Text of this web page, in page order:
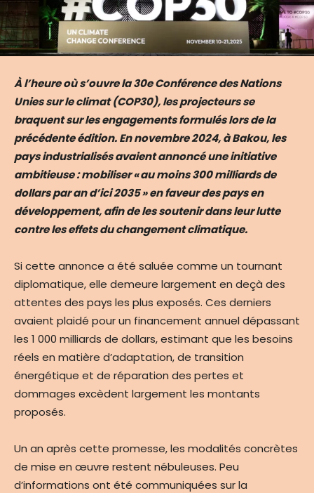
À l’heure où s’ouvre la 30e Conférence des Nations
Unies sur le climat (COP30), les projecteurs se
braquent sur les engagements formulés lors de la
précédente édition. En novembre 2024, à Bakou, les
pays industrialisés avaient annoncé une initiative
ambitieuse : mobiliser « au moins 300 milliards de
dollars par an d’ici 2035 » en faveur des pays en
développement, afin de les soutenir dans leur lutte
contre les effets du changement climatique.
Si cette annonce a été saluée comme un tournant
diplomatique, elle demeure largement en deçà des
attentes des pays les plus exposés. Ces derniers
avaient plaidé pour un financement annuel dépassant
les 1 000 milliards de dollars, estimant que les besoins
réels en matière d’adaptation, de transition
énergétique et de réparation des pertes et
dommages excèdent largement les montants
proposés.
Un an après cette promesse, les modalités concrètes
de mise en œuvre restent nébuleuses. Peu
d’informations ont été communiquées sur la